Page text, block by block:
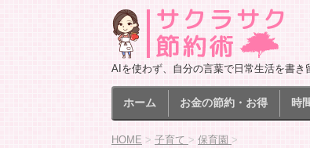
AIを使わず、自分の言葉で日常生活を書き
ホーム お金の節約・お得 時
HOME > 子育て > 保育園 >